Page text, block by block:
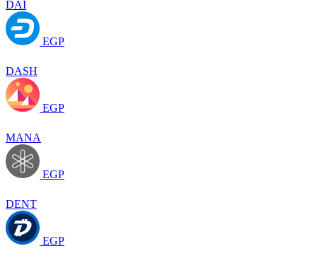
DAI
EGP
DASH
EGP
MANA
EGP
DENT
EGP